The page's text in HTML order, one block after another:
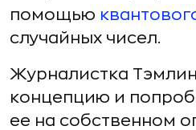
помощью
случайных чисел.
Журналистка
концепцию и
ее на собственном